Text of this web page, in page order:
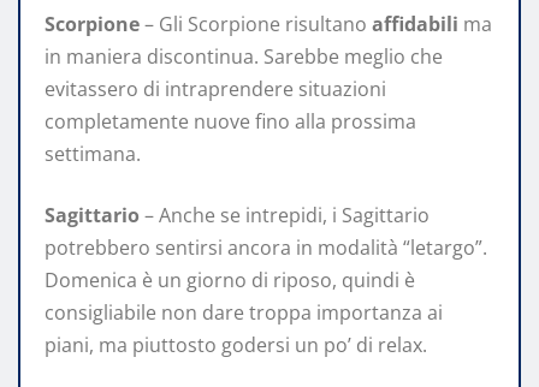
Scorpione– Gli Scorpione risultano affidabili ma
in maniera discontinua. Sarebbe meglio che
evitassero di intraprendere situazioni
completamente nuove fino alla prossima
settimana.
Sagittario – Anche se intrepidi, i Sagittario
potrebbero sentirsi ancora in modalità “letargo”.
Domenica è un giorno di riposo, quindi è
consigliabile non dare troppa importanza ai
piani, ma piuttosto godersi un po’ di relax.